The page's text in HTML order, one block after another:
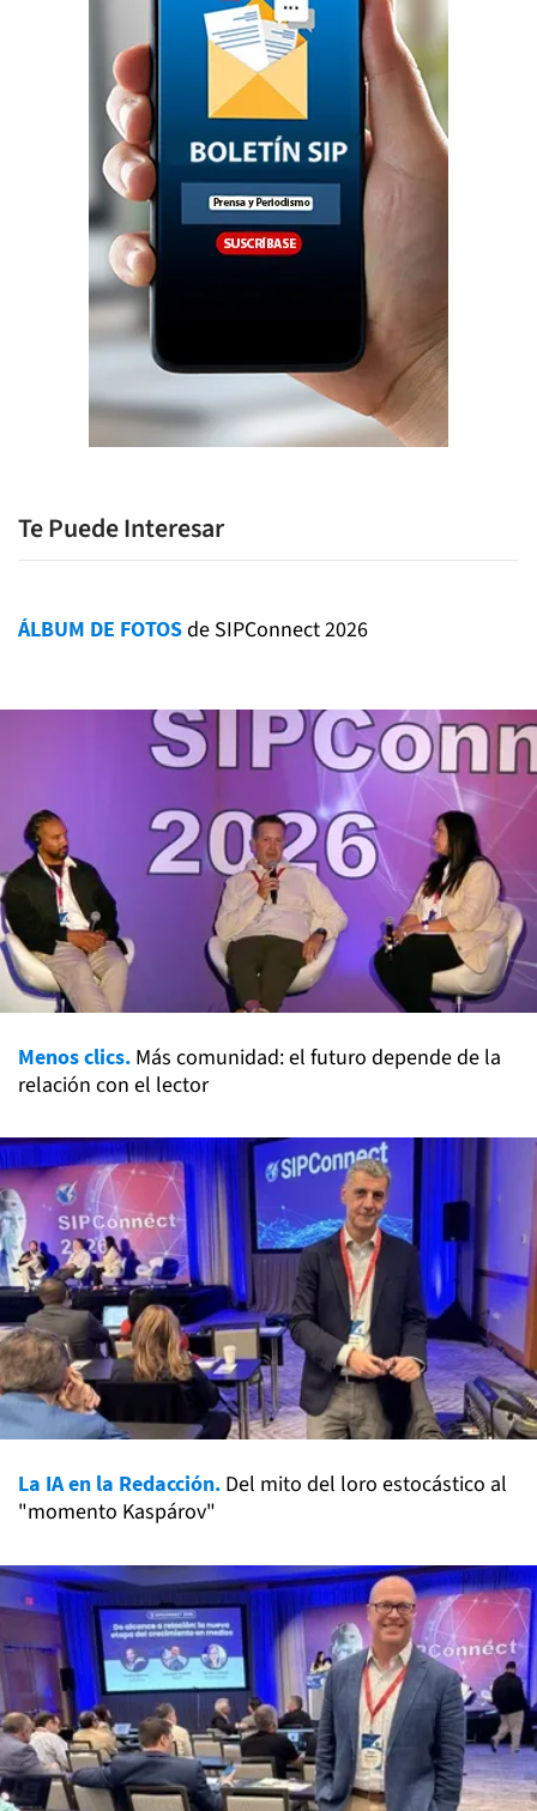
Te Puede Interesar
ÁLBUM DE FOTOSde SIPConnect 2026
Menos clics. Más comunidad: el futuro depende de la
relación con el lector
La IA en la Redacción. Del mito del loro estocástico al
"momento Kaspárov"